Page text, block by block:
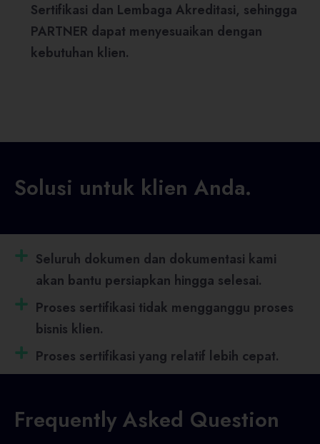
Sertifikasi dan Lembaga Akreditasi, sehingga
PARTNER dapat menyesuaikan dengan
kebutuhan klien.
Solusi untuk klien Anda.
Seluruh dokumen dan dokumentasi kami
akan bantu persiapkan hingga selesai.
Proses sertifikasi tidak mengganggu proses
bisnis klien.
Proses sertifikasi yang relatif lebih cepat.
Frequently Asked Question